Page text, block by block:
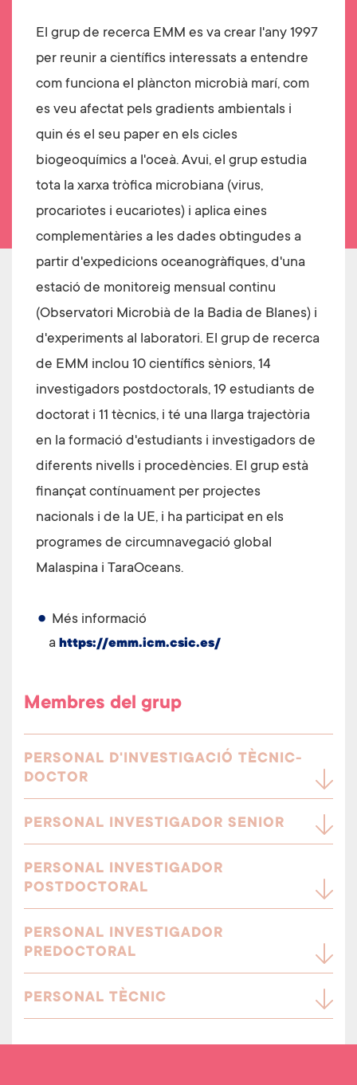
El grup de recerca EMM es va crear l'any 1997
per reunir a científics interessats a entendre
com funciona el plàncton microbià marí, com
es veu afectat pels gradients ambientals i
quin és el seu paper en els cicles
biogeoquímics a l'oceà. Avui, el grup estudia
tota la xarxa tròfica microbiana (virus,
procariotes i eucariotes) i aplica eines
complementàries a les dades obtingudes a
partir d'expedicions oceanogràfiques, d'una
estació de monitoreig mensual continu
(Observatori Microbià de la Badia de Blanes) i
d'experiments al laboratori. El grup de recerca
de EMM inclou 10 científics sèniors, 14
investigadors postdoctorals, 19 estudiants de
doctorat i 11 tècnics, i té una llarga trajectòria
en la formació d'estudiants i investigadors de
diferents nivells i procedències. El grup està
finançat contínuament per projectes
nacionals i de la UE, i ha participat en els
programes de circumnavegació global
Malaspina i TaraOceans.
Més informació
a https://emm.icm.csic.es/
Membres del grup
PERSONAL D'INVESTIGACIÓ TÈCNIC-
DOCTOR
PERSONAL INVESTIGADOR SENIOR
PERSONAL INVESTIGADOR
POSTDOCTORAL
PERSONAL INVESTIGADOR
PREDOCTORAL
PERSONAL TÈCNIC